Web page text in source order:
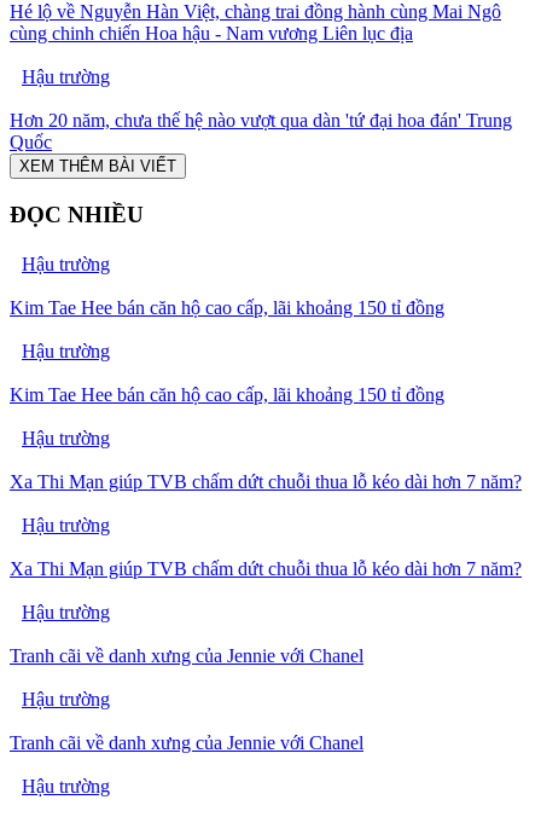
Hé lộ về Nguyễn Hàn Việt, chàng trai đồng hành cùng Mai Ngô
cùng chinh chiến Hoa hậu - Nam vương Liên lục địa
Hậu trường
Hơn 20 năm, chưa thế hệ nào vượt qua dàn 'tứ đại hoa đán' Trung
Quốc
XEM THÊM BÀI VIẾT
ĐỌC NHIỀU
Hậu trường
Kim Tae Hee bán căn hộ cao cấp, lãi khoảng 150 tỉ đồng
Hậu trường
Kim Tae Hee bán căn hộ cao cấp, lãi khoảng 150 tỉ đồng
Hậu trường
Xa Thi Mạn giúp TVB chấm dứt chuỗi thua lỗ kéo dài hơn 7 năm?
Hậu trường
Xa Thi Mạn giúp TVB chấm dứt chuỗi thua lỗ kéo dài hơn 7 năm?
Hậu trường
Tranh cãi về danh xưng của Jennie với Chanel
Hậu trường
Tranh cãi về danh xưng của Jennie với Chanel
Hậu trường